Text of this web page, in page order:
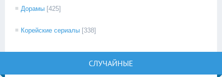
Дорамы [425]
Корейские сериалы [338]
СЛУЧАЙНЫЕ